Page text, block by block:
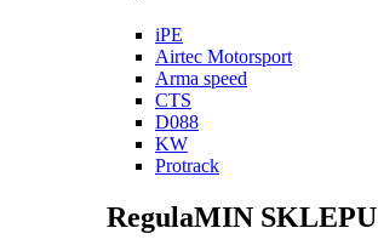
iPE
Airtec Motorsport
Arma speed
CTS
D088
KW
Protrack
RegulaMIN SKLEPU